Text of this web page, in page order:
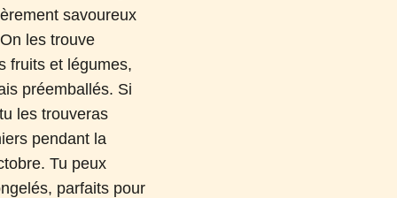
savoureux
les trouve
fruits et légumes,
préemballés. Si
les trouveras
pendant la
Tu peux
parfaits pour